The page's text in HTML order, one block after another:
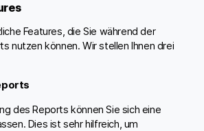
Features, die Sie während der
nutzen können. Wir stellen Ihnen drei
des Reports können Sie sich eine
Dies ist sehr hilfreich, um